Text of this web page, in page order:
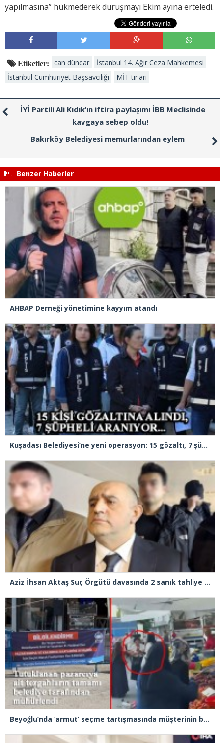
yapılmasına” hükmederek duruşmayı Ekim ayına erteledi.
Etiketler: can dündar
İstanbul 14. Ağır Ceza Mahkemesi
İstanbul Cumhuriyet Başsavcılığı
MİT tırları
İYİ Partili Ali Kıdık’ın iftira paylaşımı İBB Meclisinde
kavgaya sebep oldu!
Bakırköy Belediyesi memurlarından eylem
Benzer Haberler
AHBAP Derneği yönetimine kayyım atandı
Kuşadası Belediyesi’ne yeni operasyon: 15 gözaltı, 7 şüpheli aranıyor
Aziz İhsan Aktaş Suç Örgütü davasında 2 sanık tahliye edildi
Beyoğlu’nda ‘armut’ seçme tartışmasında müşterinin başına kalas fırlatan pazarcı tutuklandı